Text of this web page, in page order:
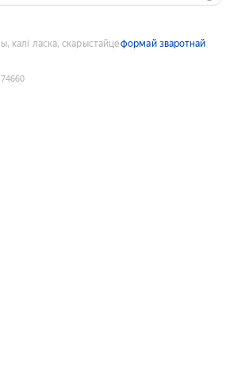
калі ласка, скарыстайцеформай зваротнай